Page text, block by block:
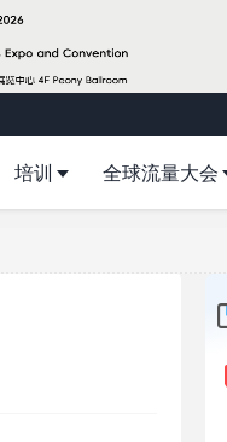
培训 全球流量大会